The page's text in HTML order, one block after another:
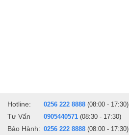
Hotline: 0256 222 8888 (08:00 - 17:30)
Tư Vấn 0905440571 (08:30 - 17:30)
Bảo Hành: 0256 222 8888 (08:00 - 17:30)